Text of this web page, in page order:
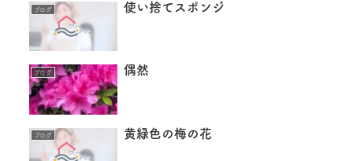
ブログ 使い捨てスポンジ
ブログ 偶然
ブログ 黄緑色の梅の花